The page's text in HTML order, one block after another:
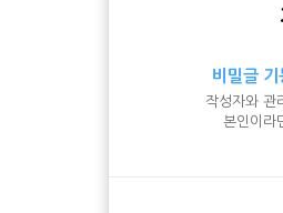
비밀글
작성자와 관
본인이라